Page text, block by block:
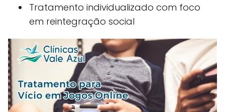
Tratamento individualizado com foco
em reintegração social